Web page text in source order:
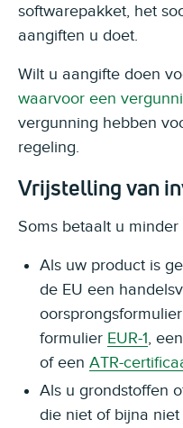
softwarepakket, het
aangiften u doet.
Wilt u aangifte doen
waarvoor een
vergunning hebben
regeling.
Vrijstelling van
Soms betaalt u
Als uw product is
de EU een
formulier EUR-1 , een
of een ATR-
Als u grondstoffen
die niet of bijna